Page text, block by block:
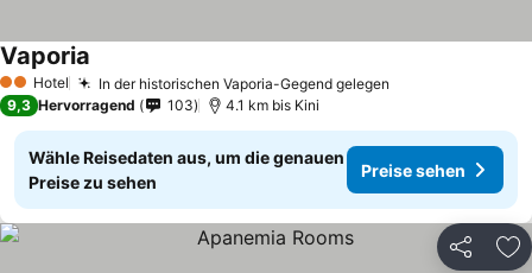
2 Sterne
Hotel In der historischen Vaporia-Gegend gelegen
Vaporia
9,3 Hervorragend 103 4.1 km bis Kini
Wähle Reisedaten aus, um die genauen
Preise zu sehen
Preise sehen
Teilen